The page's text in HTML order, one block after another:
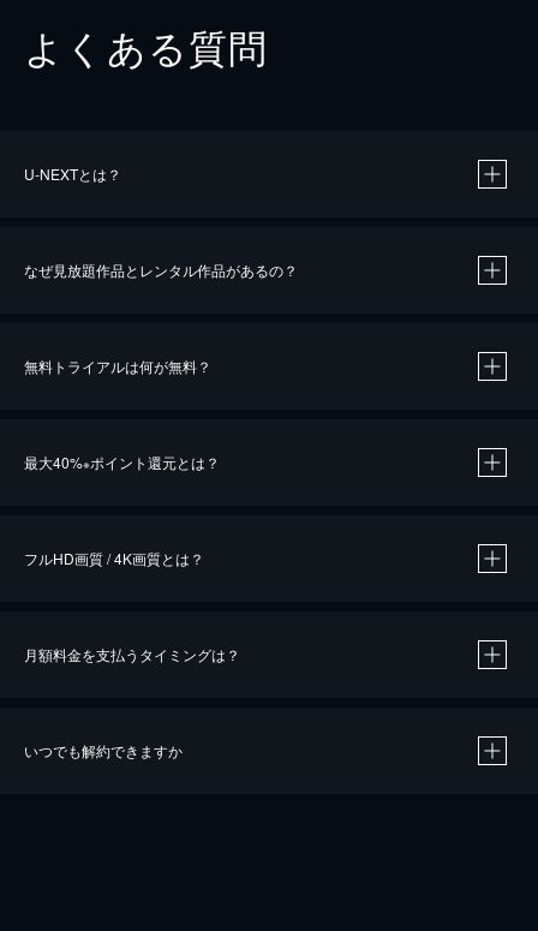
よくある質問
U-NEXTとは？
なぜ見放題作品とレンタル作品があるの？
無料トライアルは何が無料？
最大40%※ポイント還元とは？
※40％ポイント還元の対象は、クレジットカード決済による作品の購入 / レンタルです。
フルHD画質 / 4K画質とは？
月額料金を支払うタイミングは？
いつでも解約できますか